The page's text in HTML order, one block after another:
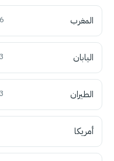
المغرب
اليابان
الطيران
أمريكا